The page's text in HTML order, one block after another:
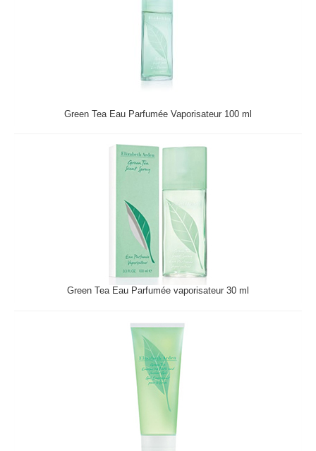
Green Tea Eau Parfumée Vaporisateur 100 ml
Green Tea Eau Parfumée vaporisateur 30 ml